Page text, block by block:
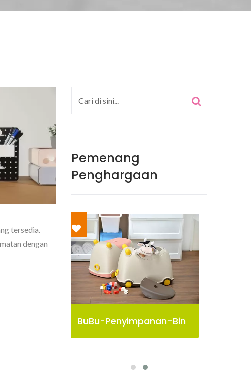
tersedia.
dengan
Pemenang
Penghargaan
Kotak Penyimpanan